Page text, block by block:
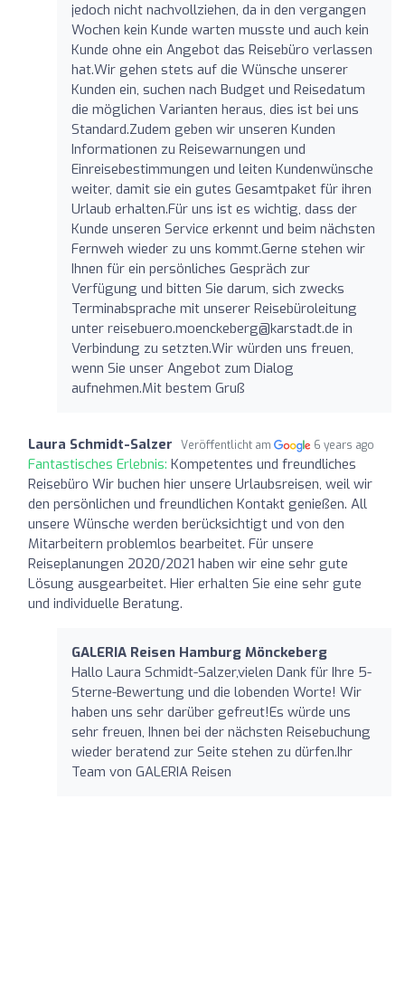
jedoch nicht nachvollziehen, da in den vergangen
Wochen kein Kunde warten musste und auch kein
Kunde ohne ein Angebot das Reisebüro verlassen
hat.Wir gehen stets auf die Wünsche unserer
Kunden ein, suchen nach Budget und Reisedatum
die möglichen Varianten heraus, dies ist bei uns
Standard.Zudem geben wir unseren Kunden
Informationen zu Reisewarnungen und
Einreisebestimmungen und leiten Kundenwünsche
weiter, damit sie ein gutes Gesamtpaket für ihren
Urlaub erhalten.Für uns ist es wichtig, dass der
Kunde unseren Service erkennt und beim nächsten
Fernweh wieder zu uns kommt.Gerne stehen wir
Ihnen für ein persönliches Gespräch zur
Verfügung und bitten Sie darum, sich zwecks
Terminabsprache mit unserer Reisebüroleitung
unter reisebuero.moenckeberg@karstadt.de in
Verbindung zu setzten.Wir würden uns freuen,
wenn Sie unser Angebot zum Dialog
aufnehmen.Mit bestem Gruß
Laura Schmidt-Salzer Veröffentlicht am 6 years ago
Fantastisches Erlebnis: Kompetentes und freundliches
Reisebüro Wir buchen hier unsere Urlaubsreisen, weil wir
den persönlichen und freundlichen Kontakt genießen. All
unsere Wünsche werden berücksichtigt und von den
Mitarbeitern problemlos bearbeitet. Für unsere
Reiseplanungen 2020/2021 haben wir eine sehr gute
Lösung ausgearbeitet. Hier erhalten Sie eine sehr gute
und individuelle Beratung.
GALERIA Reisen Hamburg Mönckeberg
Hallo Laura Schmidt-Salzer,vielen Dank für Ihre 5-
Sterne-Bewertung und die lobenden Worte! Wir
haben uns sehr darüber gefreut!Es würde uns
sehr freuen, Ihnen bei der nächsten Reisebuchung
wieder beratend zur Seite stehen zu dürfen.Ihr
Team von GALERIA Reisen